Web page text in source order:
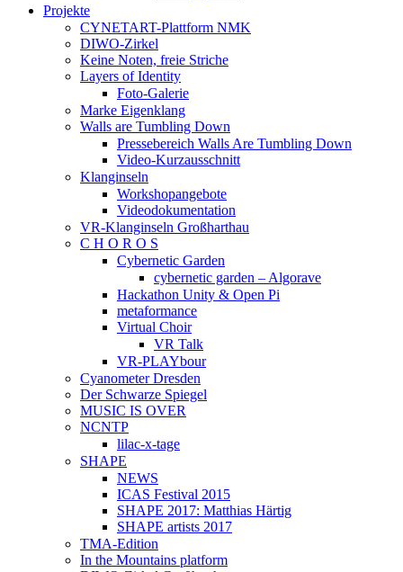
Projekte
CYNETART-Plattform NMK
DIWO-Zirkel
Keine Noten, freie Striche
Layers of Identity
Foto-Galerie
Marke Eigenklang
Walls are Tumbling Down
Pressebereich Walls Are Tumbling Down
Video-Kurzausschnitt
Klanginseln
Workshopangebote
Videodokumentation
VR-Klanginseln Großharthau
C H O R O S
Cybernetic Garden
cybernetic garden – Algorave
Hackathon Unity & Open Pi
metaformance
Virtual Choir
VR Talk
VR-PLAYbour
Cyanometer Dresden
Der Schwarze Spiegel
MUSIC IS OVER
NCNTP
lilac-x-tage
SHAPE
NEWS
ICAS Festival 2015
SHAPE 2017: Matthias Härtig
SHAPE artists 2017
TMA-Edition
In the Mountains platform